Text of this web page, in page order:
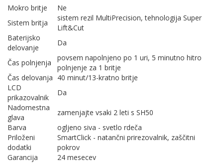
Mokro britje
Ne
Sistem britja
sistem rezil MultiPrecision, tehnologija Super
Lift&Cut
Baterijsko
delovanje
Da
Čas polnjenja
povsem napolnjeno po 1 uri, 5 minutno hitro
polnjenje za 1 britje
Čas delovanja 40 minut/13-kratno britje
LCD
prikazovalnik
Da
Nadomestna
glava
zamenjajte vsaki 2 leti s SH50
Barva
ogljeno siva - svetlo rdeča
Priloženi
dodatki
SmartClick - natančni prirezovalnik, zaščitni
pokrov
Garancija
24 mesecev